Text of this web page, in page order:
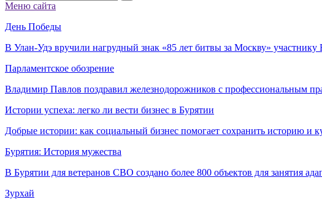
Меню сайта
День Победы
В Улан-Удэ вручили нагрудный знак «85 лет битвы за Москву»
Парламентское обозрение
Владимир Павлов поздравил железнодорожников с профессиональным
Истории успеха: легко ли вести бизнес в Бурятии
Добрые истории: как социальный бизнес помогает сохранить историю и
Бурятия: История мужества
В Бурятии для ветеранов СВО создано более 800 объектов для занятия
Зурхай